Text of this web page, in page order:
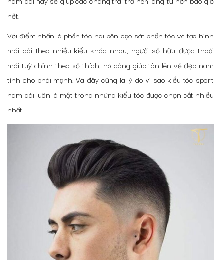
hết.
Với điểm nhấn là phần tóc hai bên cạo sát phần tóc và tạo hình
mái dài theo nhiều kiểu khác nhau, người sở hữu được thoải
mái tuỳ chỉnh theo sở thích, nó càng giúp tôn lên vẻ đẹp nam
tính cho phái mạnh. Và đây cũng là lý do vì sao kiểu tóc sport
nam dài luôn là một trong những kiểu tóc được chọn cắt nhiều
nhất.